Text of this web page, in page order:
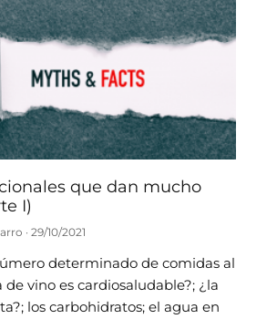
que dan mucho
I)
29/10/2021
determinado de comidas al
de vino es cardiosaludable?; ¿la
los carbohidratos; el agua en